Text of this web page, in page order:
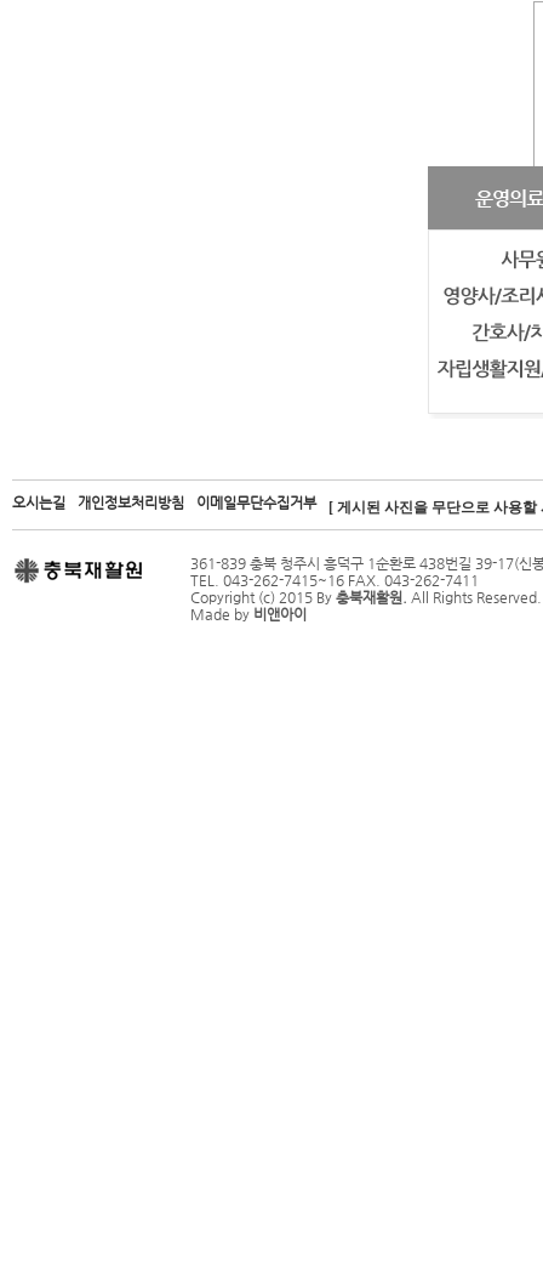
오시는길 개인정보처리방침 이메일무단수집거부 [ 게시된 사진을 무단으로 사용
361-839 충북 청주시 흥덕구 1순환로 438번길 39-17(신
TEL. 043-262-7415~16 FAX. 043-262-7411
Copyright (c) 2015 By 충북재활원. All Rights Reserved.
Made by 비앤아이